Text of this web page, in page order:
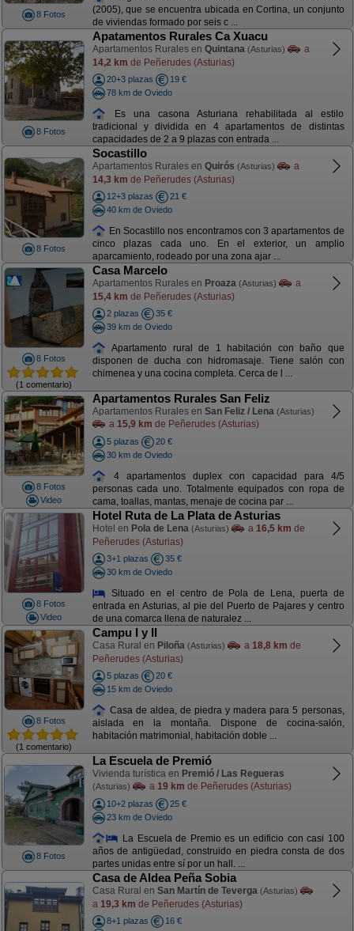
8 Fotos
(2005), que se encuentra ubicada en Cortina, un conjunto
de viviendas formado por seis c ...
8 Fotos
Apatamentos Rurales Ca Xuacu
Apartamentos Rurales en Quintana (Asturias)
a
14,2 km de Peñerudes (Asturias)
20+3 plazas
19 €
78 km de Oviedo
Es una casona Asturiana rehabilitada al estilo
tradicional y dividida en 4 apartamentos de distintas
capacidades de 2 a 9 plazas con entrada ...
8 Fotos
Socastillo
Apartamentos Rurales en Quirós (Asturias)
a
14,3 km de Peñerudes (Asturias)
12+3 plazas
21 €
40 km de Oviedo
En Socastillo nos encontramos con 3 apartamentos de
cinco plazas cada uno. En el exterior, un amplio
aparcamiento, rodeado por una zona ajar ...
8 Fotos
(1 comentario)
Casa Marcelo
Apartamentos Rurales en Proaza (Asturias)
a
15,4 km de Peñerudes (Asturias)
2 plazas
35 €
39 km de Oviedo
Apartamento rural de 1 habitación con baño que
disponen de ducha con hidromasaje. Tiene salón con
chimenea y una cocina completa. Cerca de l ...
8 Fotos
Video
Apartamentos Rurales San Feliz
Apartamentos Rurales en San Feliz / Lena (Asturias)
a 15,9 km de Peñerudes (Asturias)
5 plazas
20 €
30 km de Oviedo
4 apartamentos duplex con capacidad para 4/5
personas cada uno. Totalmente equipados con ropa de
cama, toallas, mantas, menaje de cocina par ...
8 Fotos
Video
Hotel Ruta de La Plata de Asturias
Hotel en Pola de Lena (Asturias) a 16,5 km de
Peñerudes (Asturias)
3+1 plazas
35 €
30 km de Oviedo
Situado en el centro de Pola de Lena, puerta de
entrada en Asturias, al pie del Puerto de Pajares y centro
de una comarca llena de naturalez ...
8 Fotos
(1 comentario)
Campu I y II
Casa Rural en Piloña (Asturias) a 18,8 km de
Peñerudes (Asturias)
5 plazas
20 €
15 km de Oviedo
Casa de aldea, de piedra y madera para 5 personas,
aislada en la montaña. Dispone de cocina-salón,
habitación matrimonial, habitación doble ...
8 Fotos
La Escuela de Premió
Vivienda turística en Premió / Las Regueras
(Asturias) a 19 km de Peñerudes (Asturias)
10+2 plazas
25 €
23 km de Oviedo
La Escuela de Premio es un edificio con casi 100
años de antigüedad, construido en piedra consta de dos
partes unidas entre sí por un hall. ...
Casa de Aldea Peña Sobia
Casa Rural en San Martín de Teverga (Asturias)
a 19,3 km de Peñerudes (Asturias)
8+1 plazas
16 €